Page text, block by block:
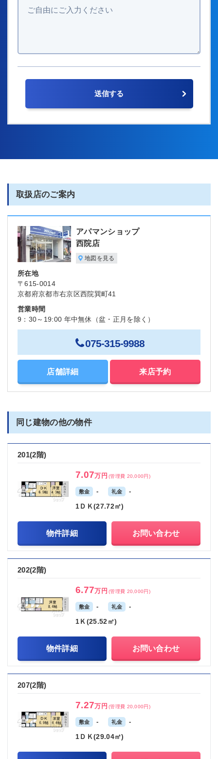
取扱店のご案内
アパマンショップ
西院店
地図を見る
所在地
〒615-0014
京都府京都市右京区西院巽町41
営業時間
9：30～19:00 年中無休（盆・正月を除く）
075-315-9988
店舗詳細 来店予約
同じ建物の他の物件
201(2階)
7.07万円 (管理費 20,000円)
敷金 - 礼金 -
1ＤＫ(27.72㎡)
物件詳細 お問い合わせ
202(2階)
6.77万円 (管理費 20,000円)
敷金 - 礼金 -
1Ｋ(25.52㎡)
物件詳細 お問い合わせ
207(2階)
7.27万円 (管理費 20,000円)
敷金 - 礼金 -
1ＤＫ(29.04㎡)